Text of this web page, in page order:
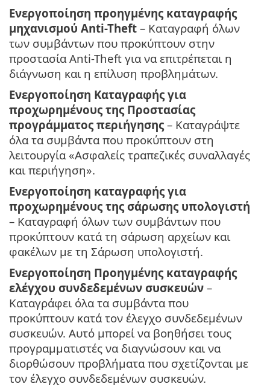
Ενεργοποίηση προηγμένης καταγραφής
μηχανισμού Anti-Theft – Καταγραφή όλων
των συμβάντων που προκύπτουν στην
προστασία Anti-Theft για να επιτρέπεται η
διάγνωση και η επίλυση προβλημάτων.
Ενεργοποίηση Καταγραφής για
προχωρημένους της Προστασίας
προγράμματος περιήγησης – Καταγράψτε
όλα τα συμβάντα που προκύπτουν στη
λειτουργία «Ασφαλείς τραπεζικές συναλλαγές
και περιήγηση».
Ενεργοποίηση καταγραφής για
προχωρημένους της σάρωσης υπολογιστή
– Καταγραφή όλων των συμβάντων που
προκύπτουν κατά τη σάρωση αρχείων και
φακέλων με τη Σάρωση υπολογιστή.
Ενεργοποίηση Προηγμένης καταγραφής
ελέγχου συνδεδεμένων συσκευών –
Καταγράφει όλα τα συμβάντα που
προκύπτουν κατά τον έλεγχο συνδεδεμένων
συσκευών. Αυτό μπορεί να βοηθήσει τους
προγραμματιστές να διαγνώσουν και να
διορθώσουν προβλήματα που σχετίζονται με
τον έλεγχο συνδεδεμένων συσκευών.